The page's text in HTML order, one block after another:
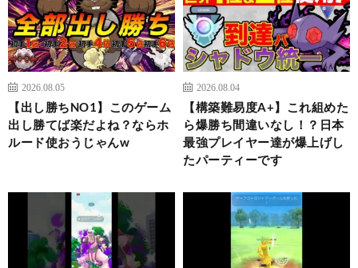
2026.08.05
【出し勝ちNO1】このゲーム
出し勝てば楽だよね？ならホ
ルード使おうじゃんw
2026.08.04
【構築難易度A+】これ組めた
ら爆勝ち間違いなし！？日本
最強プレイヤー達が爆上げし
たパーティーです